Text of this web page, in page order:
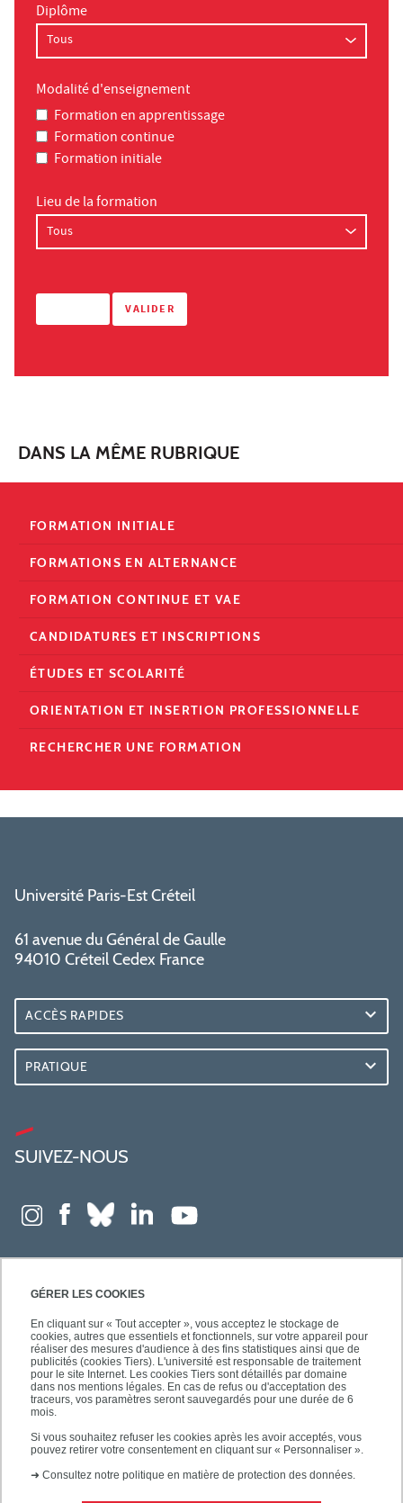
GÉRER LES COOKIES
En cliquant sur « Tout accepter », vous acceptez le stockage de
cookies, autres que essentiels et fonctionnels, sur votre appareil pour
réaliser des mesures d'audience à des fins statistiques ainsi que de
publicités (cookies Tiers). L'université est responsable de traitement
pour le site Internet. Les cookies Tiers sont détaillés par domaine
dans nos mentions légales. En cas de refus ou d'acceptation des
traceurs, vos paramètres seront sauvegardés pour une durée de 6
mois.
Si vous souhaitez refuser les cookies après les avoir acceptés, vous
pouvez retirer votre consentement en cliquant sur « Personnaliser ».
➜ Consultez notre politique en matière de protection des données.
Diplôme
Modalité d'enseignement
Formation en apprentissage
Formation continue
Formation initiale
Lieu de la formation
DANS LA MÊME RUBRIQUE
FORMATION INITIALE
FORMATIONS EN ALTERNANCE
FORMATION CONTINUE ET VAE
CANDIDATURES ET INSCRIPTIONS
ÉTUDES ET SCOLARITÉ
ORIENTATION ET INSERTION PROFESSIONNELLE
RECHERCHER UNE FORMATION
Université Paris-Est Créteil
61 avenue du Général de Gaulle
94010 Créteil Cedex France
ACCÈS RAPIDES
PRATIQUE
SUIVEZ-NOUS